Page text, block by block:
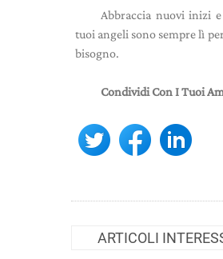
Abbraccia nuovi inizi
tuoi angeli sono sempre lì
bisogno.
Condividi Con I Tuoi
ARTICOLI